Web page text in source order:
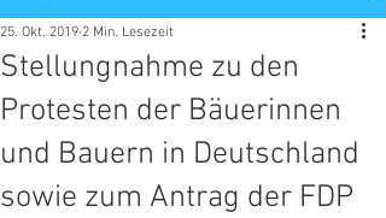
Stellungnahme zu den
Protesten der Bäuerinnen
und Bauern in Deutschland
sowie zum Antrag der FDP
25. Okt. 2019 2 Min. Lesezeit